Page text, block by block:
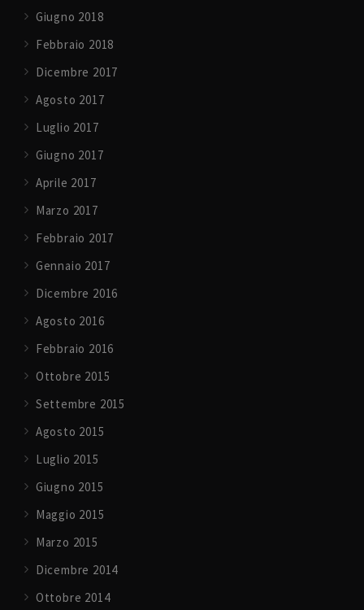
Giugno 2018
Febbraio 2018
Dicembre 2017
Agosto 2017
Luglio 2017
Giugno 2017
Aprile 2017
Marzo 2017
Febbraio 2017
Gennaio 2017
Dicembre 2016
Agosto 2016
Febbraio 2016
Ottobre 2015
Settembre 2015
Agosto 2015
Luglio 2015
Giugno 2015
Maggio 2015
Marzo 2015
Dicembre 2014
Ottobre 2014